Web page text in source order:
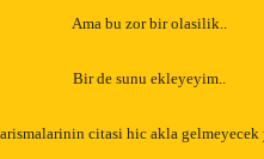
Ama bu zor bir olasilik..
Bir de sunu ekleyeyim..
citasi hic akla